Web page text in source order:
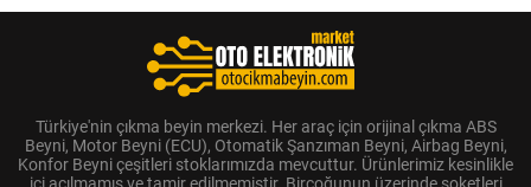
Türkiye'nin çıkma beyin merkezi. Her araç için orijinal çıkma ABS
Beyni, Motor Beyni (ECU), Otomatik Şanzıman Beyni, Airbag Beyni,
Konfor Beyni çeşitleri stoklarımızda mevcuttur. Ürünlerimiz kesinlikle